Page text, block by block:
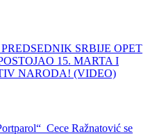
SRBIJE OPET
15. MARTA I
NARODA! (VIDEO)
Cece Ražnatović se